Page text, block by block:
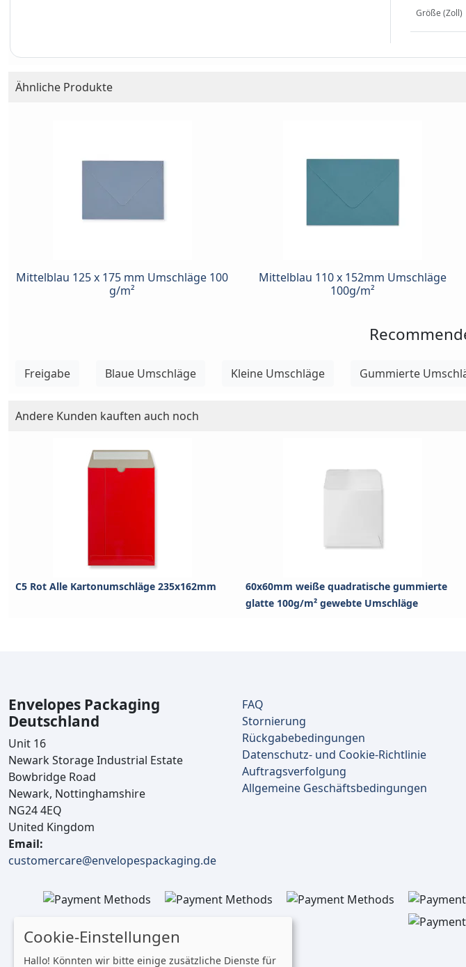
Größe (Zoll)
Ähnliche Produkte
Mittelblau 125 x 175 mm Umschläge 100
g/m²
Mittelblau 110 x 152mm Umschläge
100g/m²
Freigabe Blaue Umschläge Kleine Umschläge Gummierte
Andere Kunden kauften auch noch
C5 Rot Alle Kartonumschläge 235x162mm
60x60mm weiße quadratische gummierte
glatte 100g/m² gewebte Umschläge
Envelopes Packaging
Deutschland
Unit 16
Newark Storage Industrial Estate
Bowbridge Road
Newark, Nottinghamshire
NG24 4EQ
United Kingdom
Email:
customercare@envelopespackaging.de
FAQ
Stornierung
Rückgabebedingungen
Datenschutz- und Cookie-Richtlinie
Auftragsverfolgung
Allgemeine Geschäftsbedingungen
Cookie-Einstellungen
Hallo! Könnten wir bitte einige zusätzliche Dienste für